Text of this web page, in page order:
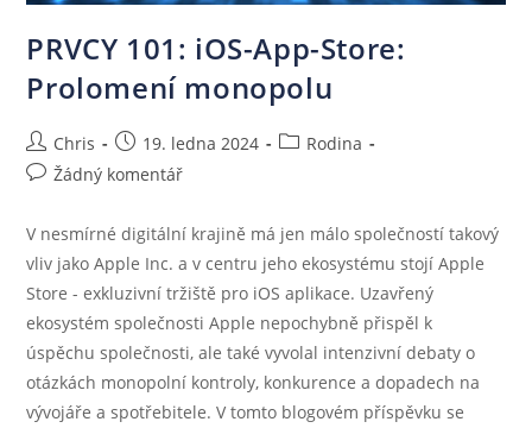
PRVCY 101: iOS-App-Store:
Prolomení monopolu
Chris 19. ledna 2024
Rodina
Žádný komentář
V nesmírné digitální krajině má jen málo společností takový
vliv jako Apple Inc. a v centru jeho ekosystému stojí Apple
Store - exkluzivní tržiště pro iOS aplikace. Uzavřený
ekosystém společnosti Apple nepochybně přispěl k
úspěchu společnosti, ale také vyvolal intenzivní debaty o
otázkách monopolní kontroly, konkurence a dopadech na
vývojáře a spotřebitele. V tomto blogovém příspěvku se